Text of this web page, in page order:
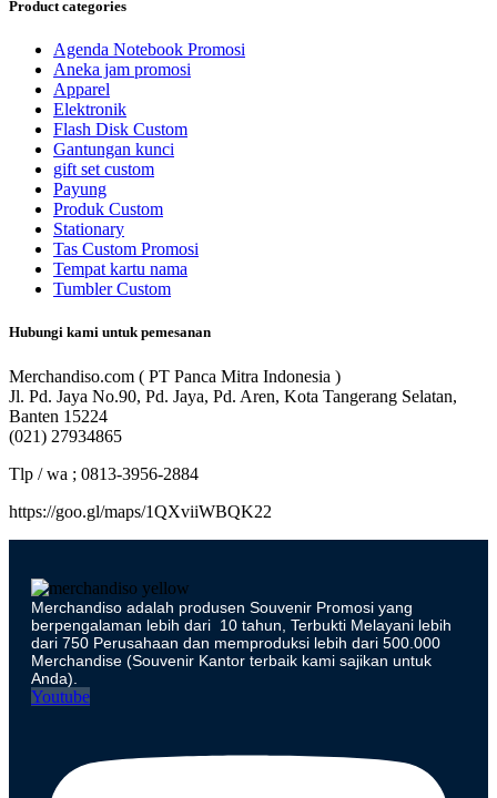
Product categories
Agenda Notebook Promosi
Aneka jam promosi
Apparel
Elektronik
Flash Disk Custom
Gantungan kunci
gift set custom
Payung
Produk Custom
Stationary
Tas Custom Promosi
Tempat kartu nama
Tumbler Custom
Hubungi kami untuk pemesanan
Merchandiso.com ( PT Panca Mitra Indonesia )
Jl. Pd. Jaya No.90, Pd. Jaya, Pd. Aren, Kota Tangerang Selatan,
Banten 15224
(021) 27934865
Tlp / wa ; 0813-3956-2884
https://goo.gl/maps/1QXviiWBQK22
Merchandiso adalah produsen Souvenir Promosi yang
berpengalaman lebih dari 10 tahun, Terbukti Melayani lebih
dari 750 Perusahaan dan memproduksi lebih dari 500.000
Merchandise (Souvenir Kantor terbaik kami sajikan untuk
Anda).
Youtube